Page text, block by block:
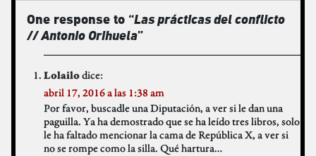
One response to “Las prácticas del conflicto
// Antonio Orihuela”
Lolailodice:
abril 17, 2016 a las 1:38 am
Por favor, buscadle una Diputación, a ver si le dan una
paguilla. Ya ha demostrado que se ha leído tres libros, solo
le ha faltado mencionar la cama de República X, a ver si
no se rompe como la silla. Qué hartura…